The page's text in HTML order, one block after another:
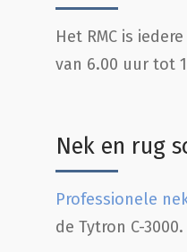
Het RMC is
van 6.00 uur tot
Nek en rug
Professionele
de Tytron C-3000.